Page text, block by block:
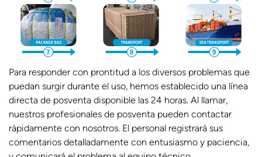
Para responder con prontitud a los diversos problemas que
puedan surgir durante el uso, hemos establecido una línea
directa de posventa disponible las 24 horas. Al llamar,
nuestros profesionales de posventa pueden contactar
rápidamente con nosotros. El personal registrará sus
comentarios detalladamente con entusiasmo y paciencia,